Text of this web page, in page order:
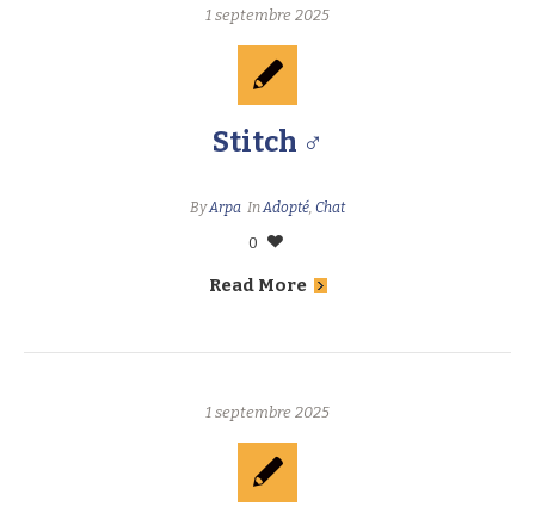
1 septembre 2025
Stitch ♂
ByArpa InAdopté, Chat
0
Read More
1 septembre 2025